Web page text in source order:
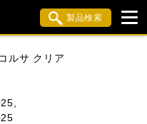
製品検索
ルサ クリア